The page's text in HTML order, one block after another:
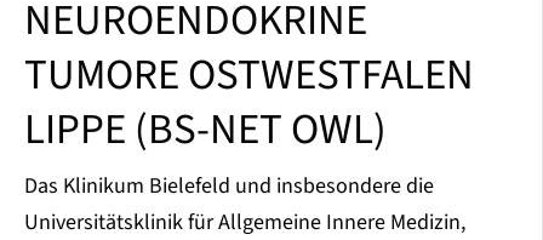
NEUROENDOKRINE
TUMORE OSTWESTFALEN
LIPPE (BS-NET OWL)
Das Klinikum Bielefeld und insbesondere die
Universitätsklinik für Allgemeine Innere Medizin,